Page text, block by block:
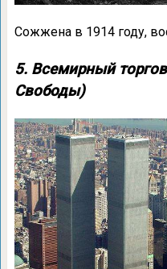
Сожжена в 1914 году,
5. Всемирный
Свободы)